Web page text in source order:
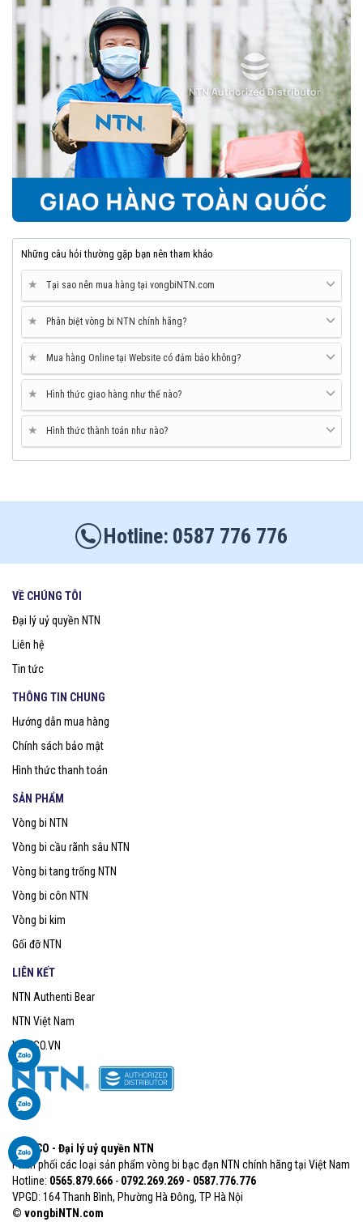
Mua vòng bi tiếp xúc góc NTN chính hãng ở đâu?
Trên thị trường vòng bi bạc đạn NTN bị làm giả rất nhiều, để lựa
chọn mua đúng vòng bi NTN chính hãng Bạn nên lựa chọn
Đại lý uỷ
quyền NTN
để đảm nguồn gốc sản phẩm chính hãng. VOBICO
vongbiNTN.com) làĐại lý uỷ quyền vòng bi NTN chính hãng
tại Việt Nam. Liên hệ ngay với chúng tôi nếu Bạn cần tư vấn loại
vòng bi NTN phù hợp với ứng dụng của mình.
Những câu hỏi thường gặp bạn nên tham khảo
★ Tại sao nên mua hàng tại vongbiNTN.com
★ Phân biệt vòng bi NTN chính hãng?
★ Mua hàng Online tại Website có đảm bảo không?
★ Hình thức giao hàng như thế nào?
★ Hình thức thành toán như nào?
0587 776 776
VỀ CHÚNG TÔI
Đại lý uỷ quyền NTN
Liên hệ
Tin tức
THÔNG TIN CHUNG
Hướng dẫn mua hàng
Chính sách bảo mật
Hình thức thanh toán
SẢN PHẨM
Vòng bi NTN
Vòng bi cầu rãnh sâu NTN
Vòng bi tang trống NTN
Vòng bi côn NTN
Vòng bi kim
Gối đỡ NTN
LIÊN KẾT
NTN Authenti Bear
NTN Việt Nam
VOBICO.VN
VOBICO - Đại lý uỷ quyền NTN
Phân phối các loại sản phẩm vòng bi bạc đạn NTN chính hãng tại Việt Nam
Hotline: 0565.879.666​ - 0792.269.269 - 0587.776.776
VPGD: 164 Thanh Bình, Phường Hà Đông, TP Hà Nội
© vongbiNTN.com